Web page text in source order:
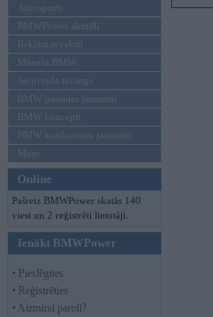
Autosports
BMWPower aktuāli
Reklāmas raksti
Mēneša BMW
Sērijveida tūnings
BMW pasaules jaunumi
BMW koncepti
BMW konkurentu jaunumi
Moto
Online
Pašreiz BMWPower skatās 140
viesi un 2 reģistrēti lietotāji.
Ienākt BMWPower
• Pieslēgties
• Reģistrēties
• Aizmirsi paroli?